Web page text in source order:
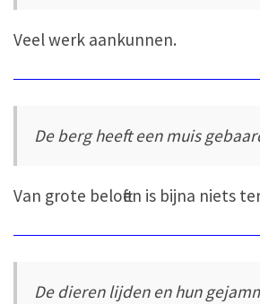
Veel werk aankunnen.
De berg heeft een muis
Van grote beloften is bijna niets
De dieren lijden en hun